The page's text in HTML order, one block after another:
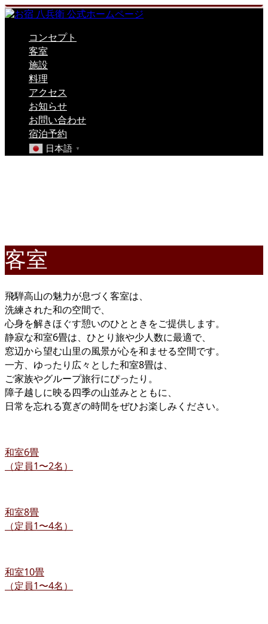
コンセプト
客室
施設
料理
アクセス
お知らせ
お問い合わせ
宿泊予約
日本語 ▼
客室
飛騨高山の魅力が息づく客室は、
洗練された和の空間で、
心身を解きほぐす憩いのひとときをご提供します。
静寂な和室6畳は、ひとり旅や少人数に最適で、
窓辺から望む山里の風景が心を和ませる空間です。
一方、ゆったり広々とした和室8畳は、
ご家族やグループ旅行にぴったり。
障子越しに映る四季の山並みとともに、
日常を忘れる寛ぎの時間をぜひお楽しみください。
和室6畳
（定員1〜2名）
和室8畳
（定員1〜4名）
和室10畳
（定員1〜4名）